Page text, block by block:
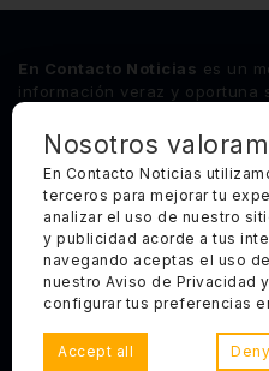
Querétaro
En Contacto Noticias es un
información veraz y oportuna
principales sucesos
Síguenos
Categorías Principales
Otros Enlaces
Copyright 2025, Todos los
Nosotros
En Contacto Noticias
terceros para mejorar tu
analizar el uso de nuestro
y publicidad acorde a tus
navegando aceptas el uso
nuestro Aviso de Privacidad
configurar tus preferencias
Accept all